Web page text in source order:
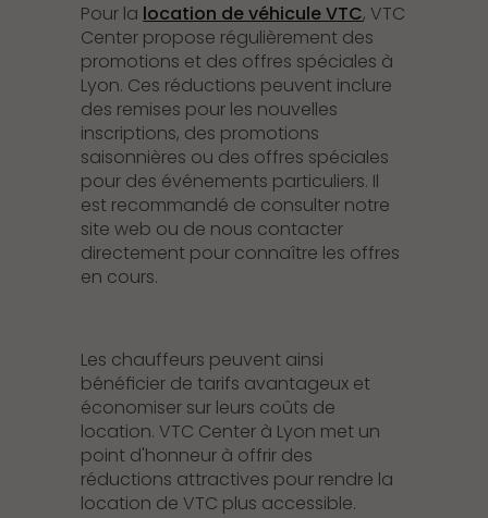
Pour la location de véhicule VTC, VTC
Center propose régulièrement des
promotions et des offres spéciales à
Lyon. Ces réductions peuvent inclure
des remises pour les nouvelles
inscriptions, des promotions
saisonnières ou des offres spéciales
pour des événements particuliers. Il
est recommandé de consulter notre
site web ou de nous contacter
directement pour connaître les offres
en cours.
Les chauffeurs peuvent ainsi
bénéficier de tarifs avantageux et
économiser sur leurs coûts de
location. VTC Center à Lyon met un
point d'honneur à offrir des
réductions attractives pour rendre la
location de VTC plus accessible.